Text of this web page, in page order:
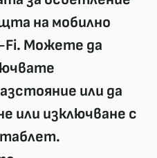
на мобилно
Fi. Можете да
или да
или изключване с